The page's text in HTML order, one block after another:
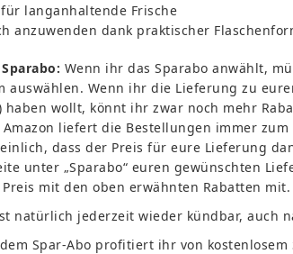
langanhaltende Frische
anzuwenden dank praktischer
Wenn ihr das Sparabo anwählt,
auswählen. Wenn ihr die Lieferung zu
haben wollt, könnt ihr zwar noch mehr
Amazon liefert die Bestellungen immer
dass der Preis für eure Lieferung
unter „Sparabo“ euren gewünschten
mit den oben erwähnten Rabatten mit.
natürlich jederzeit wieder kündbar, auch
Spar-Abo profitiert ihr von